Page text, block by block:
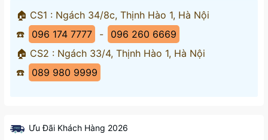
🏠 CS1 : Ngách 34/8c, Thịnh Hào 1, Hà Nội
☎️
096 174 7777 -
096 260 6669
🏠 CS2 : Ngách 33/4, Thịnh Hào 1, Hà Nội
☎️
089 980 9999
Ưu Đãi Khách Hàng 2026